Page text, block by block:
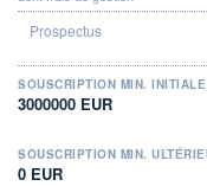
SOUSCRIPTION MIN. INITIALE
3000000 EUR
SOUSCRIPTION MIN.
0 EUR